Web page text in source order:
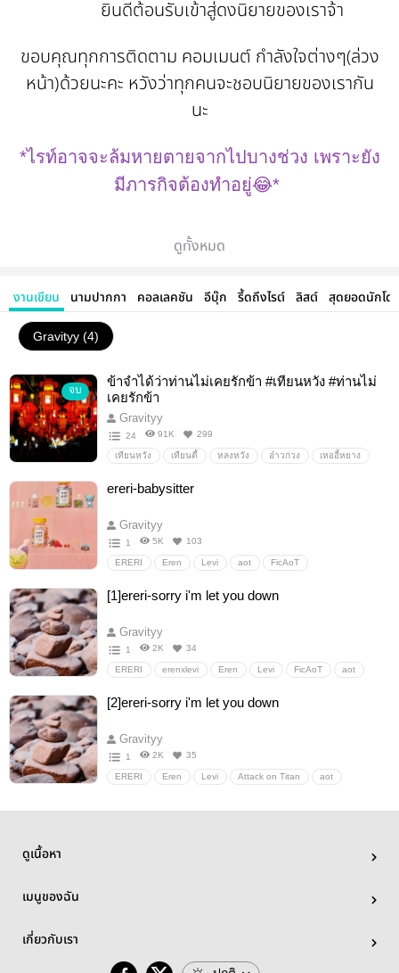
ยินดีต้อนรับเข้าสู่ดงนิยายของเราจ้า
ขอบคุณทุกการติดตาม คอมเมนต์ กำลังใจต่างๆ(ล่วง
หน้า)ด้วยนะคะ หวังว่าทุกคนจะชอบนิยายของเรากัน
นะ
*ไรท์อาจจะล้มหายตายจากไปบางช่วง เพราะยัง
มีภารกิจต้องทำอยู่😂*
เรื่องที่แต่งออกมาอยากจะแต่งไว้เป็นโครงเริ่มค่ะ +
คิดพล็อตออกเลยรีบแต่งลงก่อน555
ยังไงก็ขอบคุณและฝากติดตามผลงานด้วยนะคะ💕
ดูทั้งหมด
งานเขียน นามปากกา คอลเลคชัน อีบุ๊ก รี้ดถึงไรต์ ลิสต์ สุดยอดนักโด
Gravityy (4)
จบ
ข้าจำได้ว่าท่านไม่เคยรักข้า #เทียนหวัง #ท่านไม่
เคยรักข้า
Gravityy
24 91K 299
เทียนหวัง เทียนตี้ หลงหวัง อ๋าวก่วง เหออี้หยาง
ereri-babysitter
Gravityy
1 5K 103
ERERI Eren Levi aot FicAoT
เอเรริ รีไวล์ รีไวล์เคะ อื่นๆ
[1]ereri-sorry i'm​ let​ you​ down
Gravityy
1 2K 34
ERERI erenxlevi Eren Levi FicAoT aot
เอเรนเมะ รีไวล์เคะ อื่นๆ วายสเตชั่น
[2]ereri-sorry​ i'm​ let​ you​ down
Gravityy
1 2K 35
ERERI Eren Levi Attack on Titan aot
ดูเนื้อหา
เมนูของฉัน
เกี่ยวกับเรา